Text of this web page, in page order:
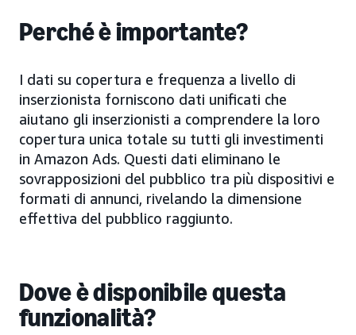
Perché è importante?
I dati su copertura e frequenza a livello di
inserzionista forniscono dati unificati che
aiutano gli inserzionisti a comprendere la loro
copertura unica totale su tutti gli investimenti
in Amazon Ads. Questi dati eliminano le
sovrapposizioni del pubblico tra più dispositivi e
formati di annunci, rivelando la dimensione
effettiva del pubblico raggiunto.
Dove è disponibile questa
funzionalità?